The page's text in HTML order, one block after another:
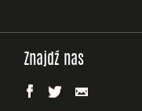
Znajdź nas